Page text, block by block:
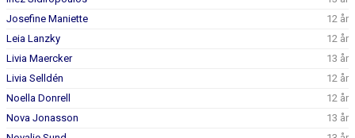
KONTAKT
Josefine Maniette
12 år
Leia Lanzky
12 år
Livia Maercker
13 år
Livia Selldén
12 år
Noella Donrell
12 år
Nova Jonasson
13 år